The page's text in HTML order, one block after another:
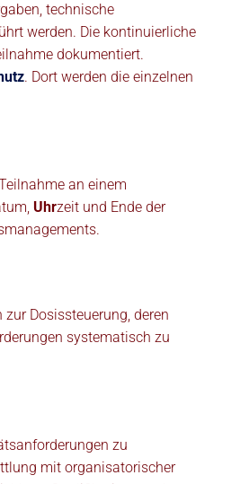
technische
werden. Die kontinuierliche
dokumentiert.
. Dort werden die einzelnen
an einem
Uhrzeit und Ende der
Dosissteuerung, deren
systematisch zu
zu
mit organisatorischer